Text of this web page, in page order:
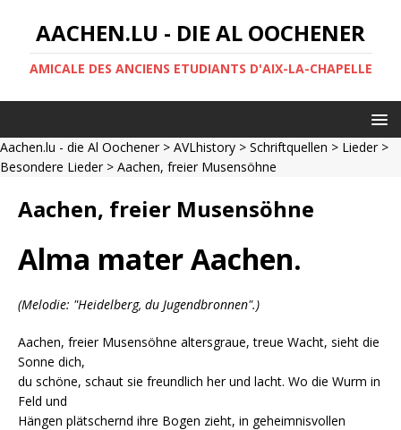
AACHEN.LU - DIE AL OOCHENER
AMICALE DES ANCIENS ETUDIANTS D'AIX-LA-CHAPELLE
Aachen.lu - die Al Oochener> AVLhistory > Schriftquellen > Lieder>
Besondere Lieder> Aachen, freier Musensöhne
Aachen, freier Musensöhne
Alma mater Aachen.
(Melodie: "Heidelberg, du Jugendbronnen".)
Aachen, freier Musensöhne altersgraue, treue Wacht, sieht die
Sonne dich,
du schöne, schaut sie freundlich her und lacht. Wo die Wurm in
Feld und
Hängen plätschernd ihre Bogen zieht, in geheimnisvollen